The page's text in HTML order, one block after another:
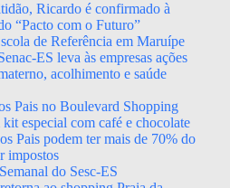
Ricardo é confirmado à
“Pacto com o Futuro”
de Referência em Maruípe
ES leva às empresas ações
acolhimento e saúde
Pais no Boulevard Shopping
especial com café e chocolate
Pais podem ter mais de 70% do
impostos
do Sesc-ES